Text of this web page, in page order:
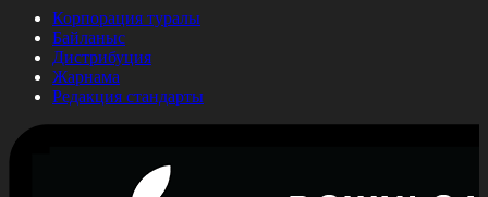
Корпорация туралы
Байланыс
Дистрибуция
Жарнама
Редакция стандарты